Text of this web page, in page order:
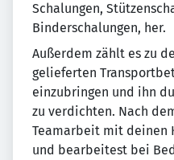
Schalungen,
Binderschalungen, her.
Außerdem zählt es zu
gelieferten
einzubringen und ihn
zu verdichten. Nach
Teamarbeit mit deinen
und bearbeitest bei